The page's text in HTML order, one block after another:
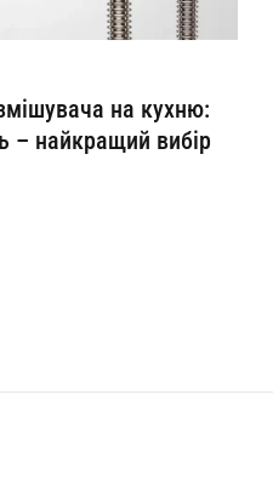
на кухню:
– найкращий вибір